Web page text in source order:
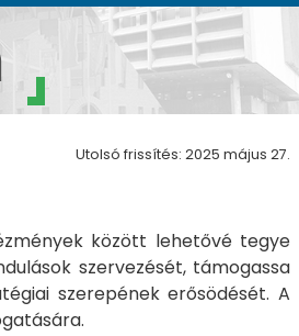
Utolsó frissítés: 2025 május 27.
között lehetővé tegye
szervezését, támogassa
szerepének erősödését. A